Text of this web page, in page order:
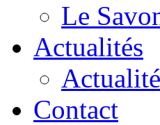
Le
Actualités
Contact